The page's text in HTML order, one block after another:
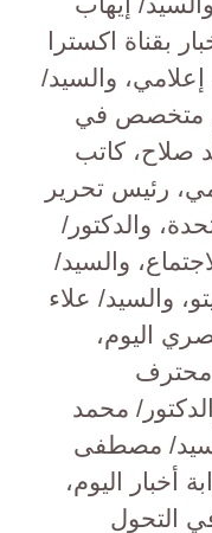
بقناة اكسترا
والسيد/
متخصص في
صلاح، كاتب
رئيس تحرير
والدكتور/
والسيد/
والسيد/ علاء
اليوم،
محترف
محمد
مصطفى
أخبار اليوم،
التحول